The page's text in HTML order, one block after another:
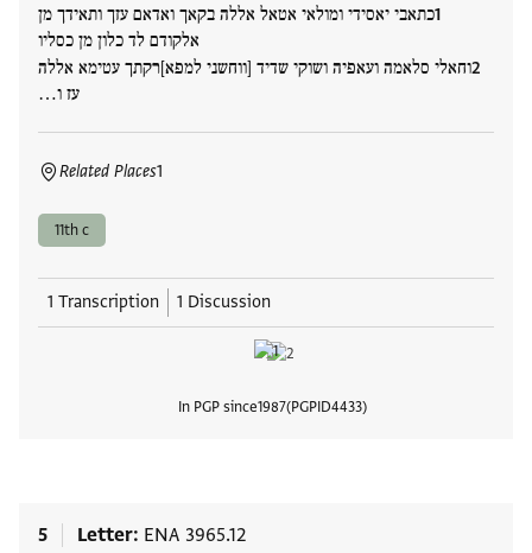
כתאבי יאסידי ומולאי אטאל אללה בקאך ואדאם עזך ותאידך מן
אלקודם לד כלון מן כסליו
וחאלי סלאמה ועאפיה ושוקי שדיד [ווחשני למפא]רקתך עטימא אללה
עז ו…
Related Places1
11th c
1 Transcription 1 Discussion
In PGP since1987 PGPID4433
5 Letter ENA 3965.12